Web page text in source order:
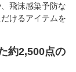
飛沫感染予防な
けるアイテムを
約2,500点の